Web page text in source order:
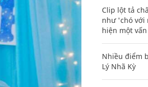
Clip lột tả
như 'chó với
hiện một
Nhiều điểm
Lý Nhã Kỳ